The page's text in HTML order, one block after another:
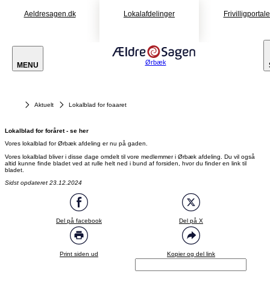
Aeldresagen.dk Lokalafdelinger
MENU Ørbæk
Aktuelt Lokalblad for foaaret
Lokalblad for foråret - se her
Vores lokalblad for Ørbæk afdeling er nu på gaden.
Vores lokalblad bliver i disse dage omdelt til vore medlemmer i Ørbæk afdeling. Du vil også
altid kunne finde bladet ved at rulle helt ned i bund af forsiden, hvor du finder en link til
bladet.
Sidst opdateret 23.12.2024
Del på facebook Del på X
Print siden ud Kopier og del link